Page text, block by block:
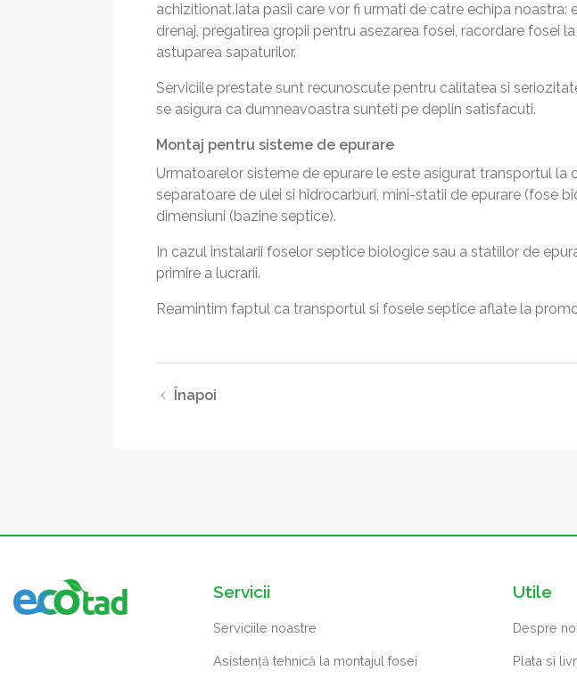
achizitionat.Iata pasii care vor fi urmati de catre echipa
drenaj, pregatirea gropii pentru asezarea fosei, racordare fosei
astuparea sapaturilor.
Serviciile prestate sunt recunoscute pentru calitatea si
se asigura ca dumneavoastra sunteti pe deplin satisfacuti.
Montaj pentru sisteme de epurare
Urmatoarelor sisteme de epurare le este asigurat transportul
separatoare de ulei si hidrocarburi, mini-statii de epurare (fose
dimensiuni (bazine septice).
In cazul instalarii foselor septice biologice sau a statiilor de
primire a lucrarii.
Reamintim faptul ca transportul si fosele septice aflate la
Înapoi
Servicii
Serviciile noastre
Asistență tehnică la montajul fosei
Utile
Despre noi
Plata si